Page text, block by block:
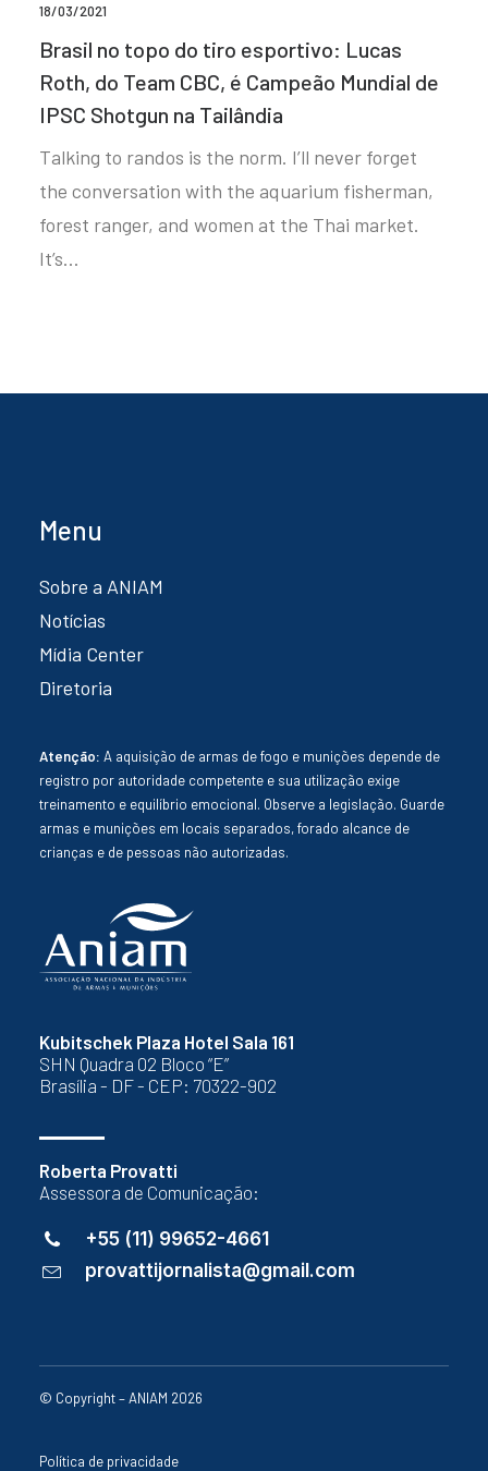
18/03/2021
Brasil no topo do tiro esportivo: Lucas
Roth, do Team CBC, é Campeão Mundial de
IPSC Shotgun na Tailândia
Talking to randos is the norm. I’ll never forget
the conversation with the aquarium fisherman,
forest ranger, and women at the Thai market.
It’s…
Kubitschek Plaza Hotel Sala 161
SHN Quadra 02 Bloco “E”
Brasília - DF - CEP: 70322-902
Roberta Provatti
Assessora de Comunicação:
+55 (11) 99652-4661
provattijornalista@gmail.com
Menu
Sobre a ANIAM
Notícias
Mídia Center
Diretoria
Atenção: A aquisição de armas de fogo e munições depende de
registro por autoridade competente e sua utilização exige
treinamento e equilíbrio emocional. Observe a legislação. Guarde
armas e munições em locais separados, forado alcance de
crianças e de pessoas não autorizadas.
© Copyright – ANIAM 2026
Política de privacidade